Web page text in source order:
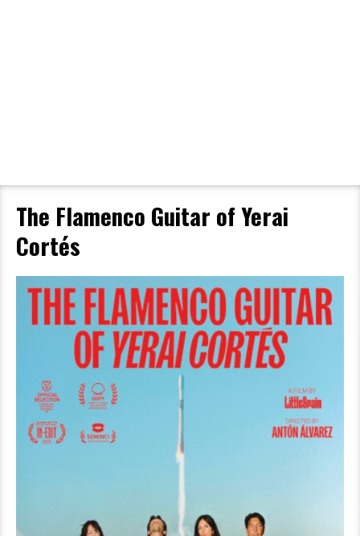
The Flamenco Guitar of Yerai
Cortés